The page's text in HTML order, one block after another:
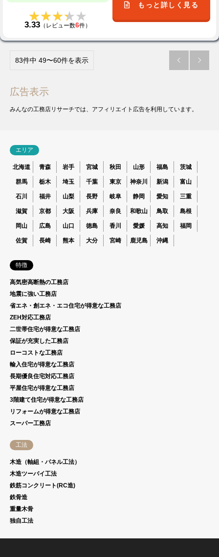
★★★★★
★★★★★
3.33 （レビュー数6件）
もっと詳しく見る
83件中 49〜60件を表示  
広告表示
みんなの工務店リサーチでは、アフィリエイト広告を利用しています。
エリア
北海道 青森 岩手 宮城 秋田 山形 福島 茨城
群馬 栃木 埼玉 千葉 東京 神奈川 新潟 富山
石川 福井 山梨 長野 岐阜 静岡 愛知 三重
滋賀 京都 大阪 兵庫 奈良 和歌山 鳥取 島根
岡山 広島 山口 徳島 香川 愛媛 高知 福岡
佐賀 長崎 熊本 大分 宮崎 鹿児島 沖縄
特徴
高気密高断熱の工務店
地震に強い工務店
省エネ・創エネ・エコ住宅が得意な工務店
ZEH対応工務店
二世帯住宅が得意な工務店
保証が充実した工務店
ローコストな工務店
輸入住宅が得意な工務店
長期優良住宅対応工務店
平屋住宅が得意な工務店
3階建て住宅が得意な工務店
リフォームが得意な工務店
スーパー工務店
工法
木造（軸組・パネル工法）
木造ツーバイ工法
鉄筋コンクリート(RC造)
鉄骨造
重量木骨
独自工法